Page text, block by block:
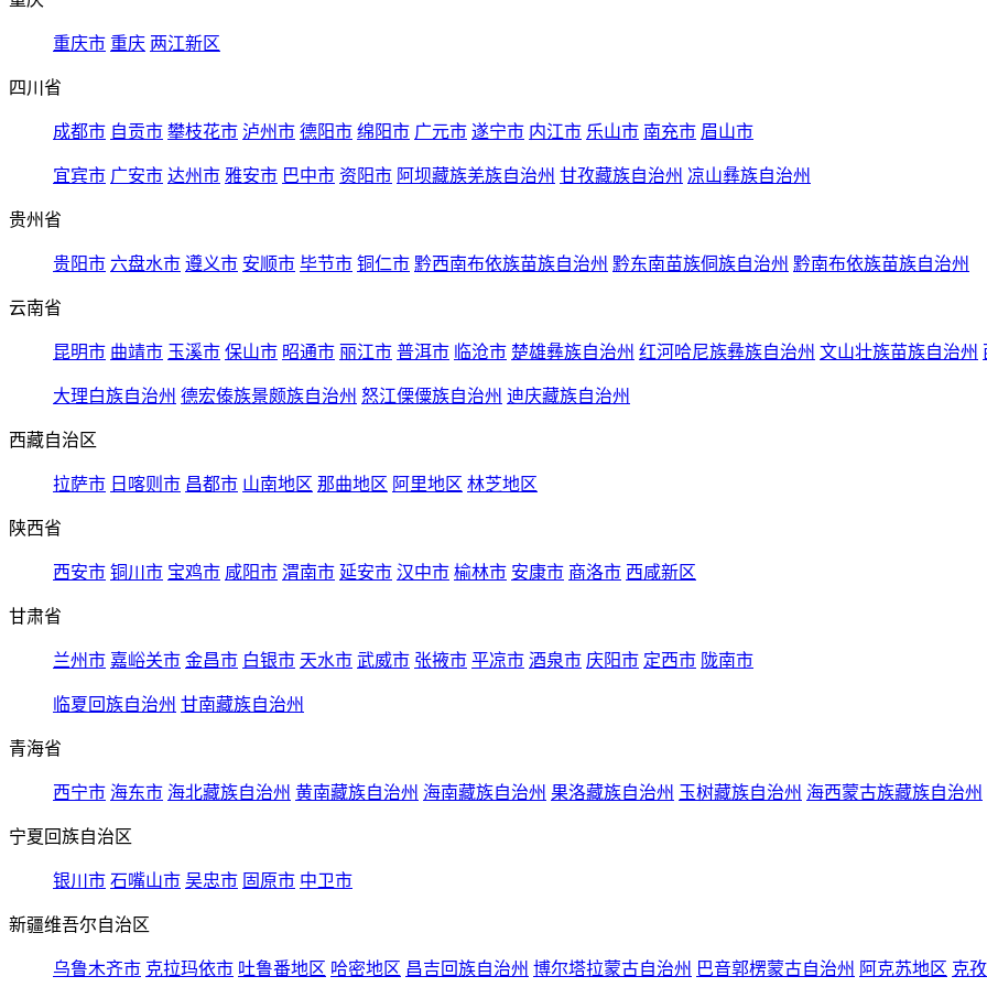
重庆市 重庆 两江新区
四川省
成都市 自贡市 攀枝花市 泸州市 德阳市 绵阳市 广元市 遂宁市 内江市 乐山市 南充市 眉山市
宜宾市 广安市 达州市 雅安市 巴中市 资阳市 阿坝藏族羌族自治州 甘孜藏族自治州 凉山彝族自治州
贵州省
贵阳市 六盘水市 遵义市 安顺市 毕节市 铜仁市 黔西南布依族苗族自治州 黔东南苗族侗族自治州 黔南布依族苗族自治州
云南省
昆明市 曲靖市 玉溪市 保山市 昭通市 丽江市 普洱市 临沧市 楚雄彝族自治州 红河哈尼族彝族自治州 文山壮族苗族自治州
大理白族自治州 德宏傣族景颇族自治州 怒江傈僳族自治州 迪庆藏族自治州
西藏自治区
拉萨市 日喀则市 昌都市 山南地区 那曲地区 阿里地区 林芝地区
陕西省
西安市 铜川市 宝鸡市 咸阳市 渭南市 延安市 汉中市 榆林市 安康市 商洛市 西咸新区
甘肃省
兰州市 嘉峪关市 金昌市 白银市 天水市 武威市 张掖市 平凉市 酒泉市 庆阳市 定西市 陇南市
临夏回族自治州 甘南藏族自治州
青海省
西宁市 海东市 海北藏族自治州 黄南藏族自治州 海南藏族自治州 果洛藏族自治州 玉树藏族自治州 海西蒙古族藏族自治州
宁夏回族自治区
银川市 石嘴山市 吴忠市 固原市 中卫市
新疆维吾尔自治区
乌鲁木齐市 克拉玛依市 吐鲁番地区 哈密地区 昌吉回族自治州 博尔塔拉蒙古自治州 巴音郭楞蒙古自治州 阿克苏地区 克